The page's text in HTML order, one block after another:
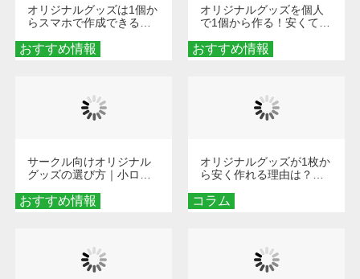
おすすめ情報
オリジナルグッズは1個か
らスマホで作成できる！
くなる巾着＆ポーチ活用
術
おすすめ情報
オリジナルグッズを個人
で1個から作る！安くて簡
秘訣
おすすめ情報
サークル向けオリジナル
グッズの選び方｜小ロッ
める秘訣
コラム
オリジナルグッズが1枚か
ら安く作れる理由は？オ
とメリットを解説